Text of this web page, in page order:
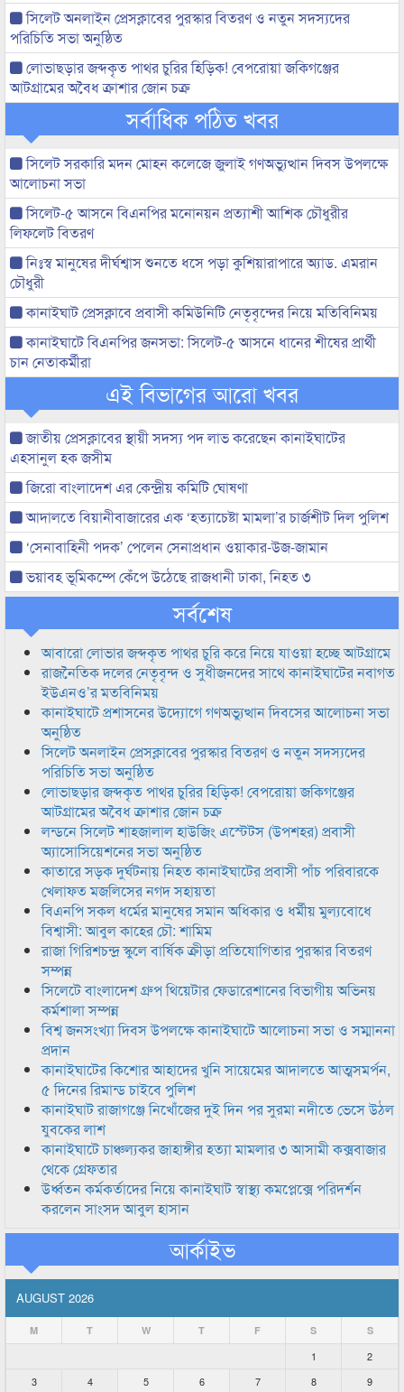
সিলেট অনলাইন প্রেসক্লাবের পুরস্কার বিতরণ ও নতুন সদস্যদের
পরিচিতি সভা অনুষ্ঠিত
লোভাছড়ার জব্দকৃত পাথর চুরির হিড়িক! বেপরোয়া জকিগঞ্জের
আটগ্রামের অবৈধ ক্রাশার জোন চক্র
সর্বাধিক পঠিত খবর
সিলেট সরকারি মদন মোহন কলেজে জুলাই গণঅভ্যুত্থান দিবস উপলক্ষে
আলোচনা সভা
সিলেট-৫ আসনে বিএনপির মনোনয়ন প্রত্যাশী আশিক চৌধুরীর
লিফলেট বিতরণ
নিঃস্ব মানুষের দীর্ঘশ্বাস শুনতে ধসে পড়া কুশিয়ারাপারে অ্যাড. এমরান
চৌধুরী
কানাইঘাট প্রেসক্লাবে প্রবাসী কমিউনিটি নেতৃবৃন্দের নিয়ে মতিবিনিময়
কানাইঘাটে বিএনপির জনসভা: সিলেট-৫ আসনে ধানের শীষের প্রার্থী
চান নেতাকর্মীরা
এই বিভাগের আরো খবর
জাতীয় প্রেসক্লাবের স্থায়ী সদস্য পদ লাভ করেছেন কানাইঘাটের
এহসানুল হক জসীম
জিরো বাংলাদেশ এর কেন্দ্রীয় কমিটি ঘোষণা
আদালতে বিয়ানীবাজারের এক ‘হত্যাচেষ্টা মামলা’র চার্জশীট দিল পুলিশ
‘সেনাবাহিনী পদক’ পেলেন সেনাপ্রধান ওয়াকার-উজ-জামান
ভয়াবহ ভূমিকম্পে কেঁপে উঠেছে রাজধানী ঢাকা, নিহত ৩
সর্বশেষ
আবারো লোভার জব্দকৃত পাথর চুরি করে নিয়ে যাওয়া হচ্ছে আটগ্রামে
রাজনৈতিক দলের নেতৃবৃন্দ ও সুধীজনদের সাথে কানাইঘাটের নবাগত
ইউএনও’র মতবিনিময়
কানাইঘাটে প্রশাসনের উদ্যোগে গণঅভ্যুত্থান দিবসের আলোচনা সভা
অনুষ্ঠিত
সিলেট অনলাইন প্রেসক্লাবের পুরস্কার বিতরণ ও নতুন সদস্যদের
পরিচিতি সভা অনুষ্ঠিত
লোভাছড়ার জব্দকৃত পাথর চুরির হিড়িক! বেপরোয়া জকিগঞ্জের
আটগ্রামের অবৈধ ক্রাশার জোন চক্র
লন্ডনে সিলেট শাহজালাল হাউজিং এস্টেটস (উপশহর) প্রবাসী
অ্যাসোসিয়েশনের সভা অনুষ্ঠিত
কাতারে সড়ক দুর্ঘটনায় নিহত কানাইঘাটের প্রবাসী পাঁচ পরিবারকে
খেলাফত মজলিসের নগদ সহায়তা
বিএনপি সকল ধর্মের মানুষের সমান অধিকার ও ধর্মীয় মুল্যবোধে
বিশ্বাসী: আবুল কাহের চৌ: শামিম
রাজা গিরিশচন্দ্র স্কুলে বার্ষিক ক্রীড়া প্রতিযোগিতার পুরস্কার বিতরণ
সম্পন্ন
সিলেটে বাংলাদেশ গ্রুপ থিয়েটার ফেডারেশানের বিভাগীয় অভিনয়
কর্মশালা সম্পন্ন
বিশ্ব জনসংখ্যা দিবস উপলক্ষে কানাইঘাটে আলোচনা সভা ও সম্মাননা
প্রদান
কানাইঘাটের কিশোর আহাদের খুনি সায়েমের আদালতে আত্মসমর্পন,
৫ দিনের রিমান্ড চাইবে পুলিশ
কানাইঘাট রাজাগঞ্জে নিখোঁজের দুই দিন পর সুরমা নদীতে ভেসে উঠল
যুবকের লাশ
কানাইঘাটে চাঞ্চল্যকর জাহাঙ্গীর হত্যা মামলার ৩ আসামী কক্সবাজার
থেকে গ্রেফতার
উর্ধ্বতন কর্মকর্তাদের নিয়ে কানাইঘাট স্বাস্থ্য কমপ্লেক্সে পরিদর্শন
করলেন সাংসদ আবুল হাসান
আর্কাইভ
AUGUST 2026
M T W T F S S
1
2
3
4 5 6 7 8 9